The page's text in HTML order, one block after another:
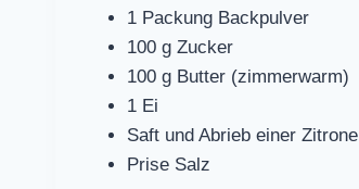
1 Packung Backpulver
100 g Zucker
100 g Butter (zimmerwarm)
1 Ei
Saft und Abrieb einer Zitrone
Prise Salz